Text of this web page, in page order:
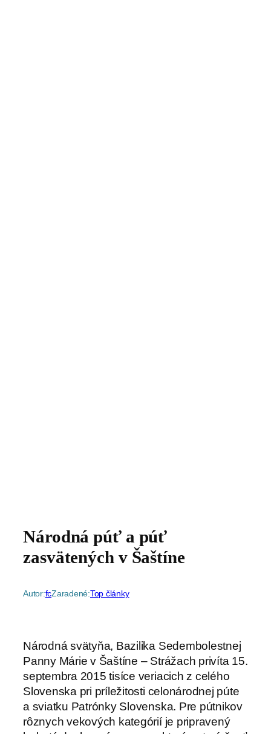
Národná púť a púť
zasvätených v Šaštíne
Autor:fcZaradené:Top články
Národná svätyňa, Bazilika Sedembolestnej
Panny Márie v Šaštíne – Strážach privíta 15.
septembra 2015 tisíce veriacich z celého
Slovenska pri príležitosti celonárodnej púte
a sviatku Patrónky Slovenska. Pre pútnikov
rôznych vekových kategórií je pripravený